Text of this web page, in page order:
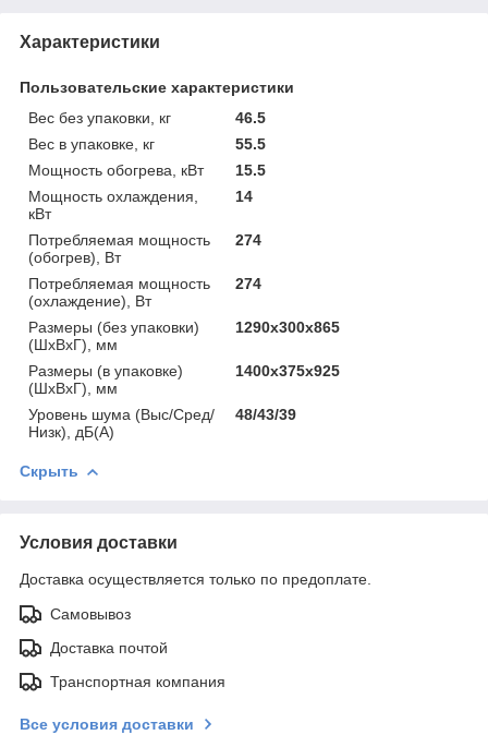
Характеристики
Пользовательские характеристики
Вес без упаковки, кг
46.5
Вес в упаковке, кг
55.5
Мощность обогрева, кВт
15.5
Мощность охлаждения,
кВт
14
Потребляемая мощность
(обогрев), Вт
274
Потребляемая мощность
(охлаждение), Вт
274
Размеры (без упаковки)
(ШхВхГ), мм
1290х300х865
Размеры (в упаковке)
(ШхВхГ), мм
1400х375х925
Уровень шума (Выс/Сред/
Низк), дБ(А)
48/43/39
Скрыть
Условия доставки
Доставка осуществляется только по предоплате.
Самовывоз
Доставка почтой
Транспортная компания
Все условия доставки